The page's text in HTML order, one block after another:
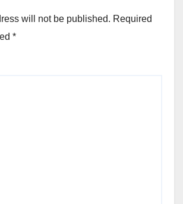
will not be published. Required
*